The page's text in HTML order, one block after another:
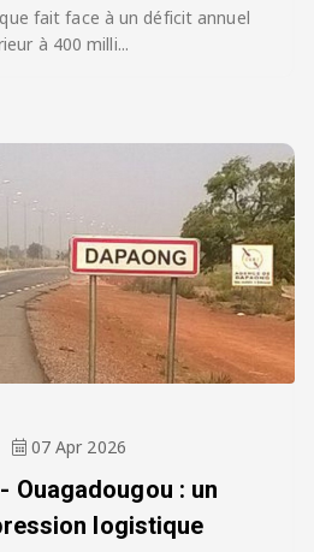
fait face à un déficit annuel
à 400 milli...
07 Apr 2026
Ouagadougou : un
logistique